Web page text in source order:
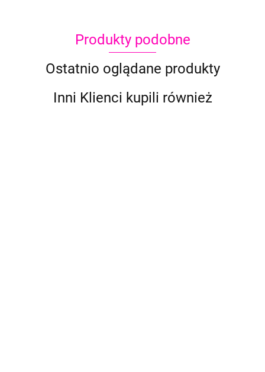
Produkty podobne
Ostatnio oglądane produkty
Inni Klienci kupili również